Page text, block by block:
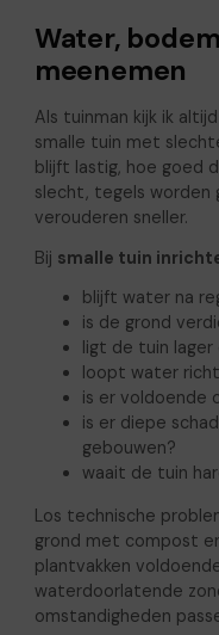
Water,
meenemen
Als tuinman kijk ik
smalle tuin met
blijft lastig, hoe goed
slecht, tegels worden
verouderen sneller.
Bij smalle tuin
blijft water na
is de grond
ligt de tuin
loopt water
is er voldoende
is er diepe
gebouwen?
waait de tuin
Los technische
grond met compost
plantvakken
waterdoorlatende
omstandigheden